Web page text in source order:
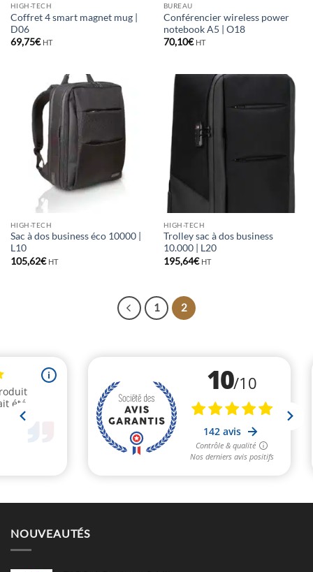
HIGH-TECH
Coffret 4 smart magnet mug |
D06
69,75€ HT
BUREAU
Conférencier wireless power
notebook A5 | O18
70,10€ HT
HIGH-TECH
Sac à dos business éco 10000 |
L10
105,62€ HT
HIGH-TECH
Trolley sac à dos business
10.000 | L20
195,64€ HT
1 2
NOUVEAUTÉS